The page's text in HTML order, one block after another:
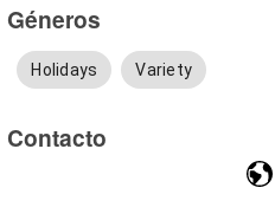
Géneros
Holidays Variety
Contacto